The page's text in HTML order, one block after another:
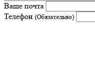
Ваше почта
Телефон (Обязательно)